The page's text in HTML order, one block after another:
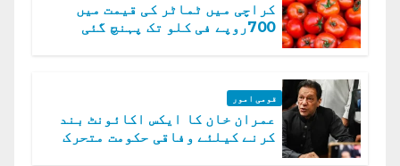
کراچی میں ٹماٹر کی قیمت میں
700روپے فی کلو تک پہنچ گئی
قومی امور
عمران خان کا ایکس اکائونٹ بند
کرنے کیلئے وفاقی حکومت متحرک